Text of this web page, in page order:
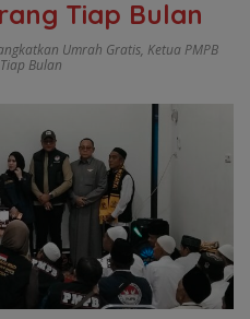
Tiap Bulan
Umrah Gratis, Ketua PMPB
Bulan